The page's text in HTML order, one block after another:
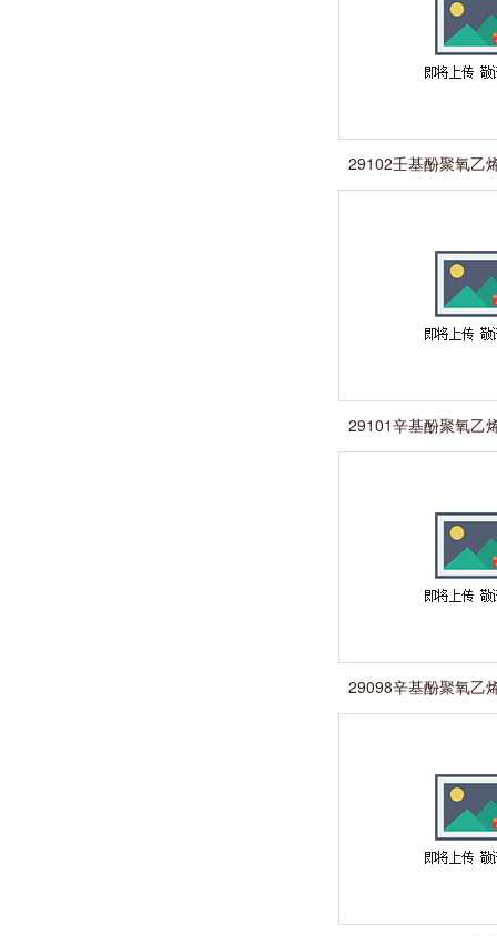
29102壬基酚聚氧乙
n=4
29101辛基酚聚氧乙
n=16
29098辛基酚聚氧乙
n=7-8